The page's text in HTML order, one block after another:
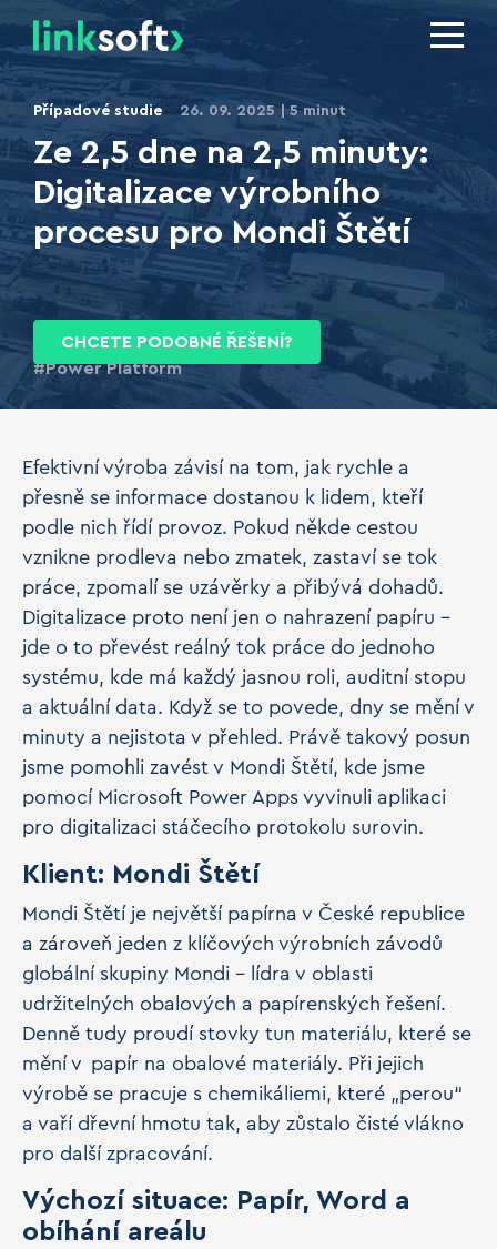
Ze 2,5 dne na 2,5 minuty:
Digitalizace výrobního
procesu pro Mondi Štětí
CHCETE PODOBNÉ ŘEŠENÍ?
Případové studie 26. 09. 2025 5 minut
Power Platform
Efektivní výroba závisí na tom, jak rychle a
přesně se informace dostanou k lidem, kteří
podle nich řídí provoz. Pokud někde cestou
vznikne prodleva nebo zmatek, zastaví se tok
práce, zpomalí se uzávěrky a přibývá dohadů.
Digitalizace proto není jen o nahrazení papíru –
jde o to převést reálný tok práce do jednoho
systému, kde má každý jasnou roli, auditní stopu
a aktuální data. Když se to povede, dny se mění v
minuty a nejistota v přehled. Právě takový posun
jsme pomohli zavést v Mondi Štětí, kde jsme
pomocí Microsoft Power Apps vyvinuli aplikaci
pro digitalizaci stáčecího protokolu surovin.
Klient: Mondi Štětí
Mondi Štětí je největší papírna v České republice
a zároveň jeden z klíčových výrobních závodů
globální skupiny Mondi – lídra v oblasti
udržitelných obalových a papírenských řešení.
Denně tudy proudí stovky tun materiálu, které se
mění v papír na obalové materiály. Při jejich
výrobě se pracuje s chemikáliemi, které „perou“
a vaří dřevní hmotu tak, aby zůstalo čisté vlákno
pro další zpracování.
Výchozí situace: Papír, Word a
obíhání areálu